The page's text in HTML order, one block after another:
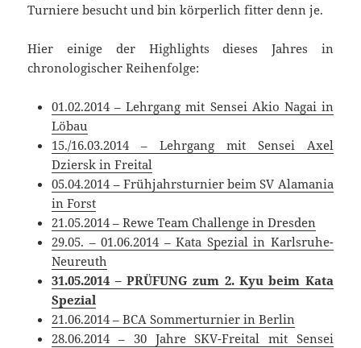
Turniere besucht und bin körperlich fitter denn je.
Hier einige der Highlights dieses Jahres in
chronologischer Reihenfolge:
01.02.2014 – Lehrgang mit Sensei Akio Nagai in
Löbau
15./16.03.2014 – Lehrgang mit Sensei Axel
Dziersk in Freital
05.04.2014 – Frühjahrsturnier beim SV Alamania
in Forst
21.05.2014 – Rewe Team Challenge in Dresden
29.05. – 01.06.2014 – Kata Spezial in Karlsruhe-
Neureuth
31.05.2014 – PRÜFUNG zum 2. Kyu beim Kata
Spezial
21.06.2014 – BCA Sommerturnier in Berlin
28.06.2014 – 30 Jahre SKV-Freital mit Sensei